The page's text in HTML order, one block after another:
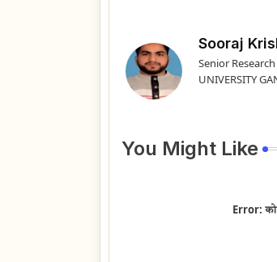
Sooraj
Senior Research
UNIVERSITY
You Might Like
Error: